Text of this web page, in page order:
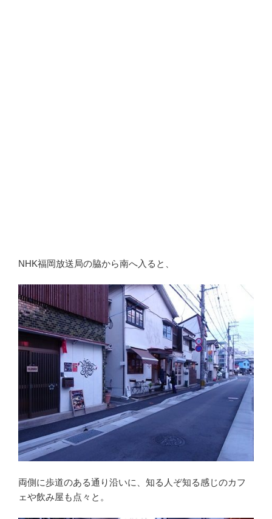
NHK福岡放送局の脇から南へ入ると、
両側に歩道のある通り沿いに、知る人ぞ知る感じのカフ
ェや飲み屋も点々と。